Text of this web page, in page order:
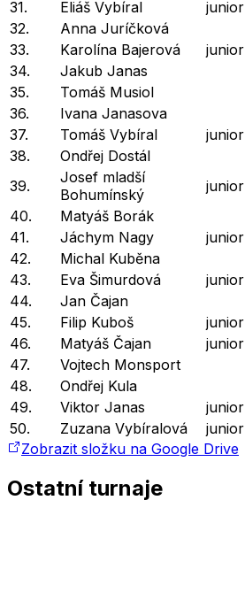
31.
Eliáš Vybíral junior
32.
Anna Juríčková
33.
Karolína Bajerová junior
34.
Jakub Janas
35.
Tomáš Musiol
36.
Ivana Janasova
37.
Tomáš Vybíral junior
38.
Ondřej Dostál
39.
Josef mladší
Bohumínský
junior
40.
Matyáš Borák
41.
Jáchym Nagy junior
42.
Michal Kuběna
43.
Eva Šimurdová junior
44.
Jan Čajan
45.
Filip Kuboš junior
46.
Matyáš Čajan junior
47.
Vojtech Monsport
48.
Ondřej Kula
49.
Viktor Janas junior
50.
Zuzana Vybíralová junior
Zobrazit složku na Google Drive
Ostatní turnaje